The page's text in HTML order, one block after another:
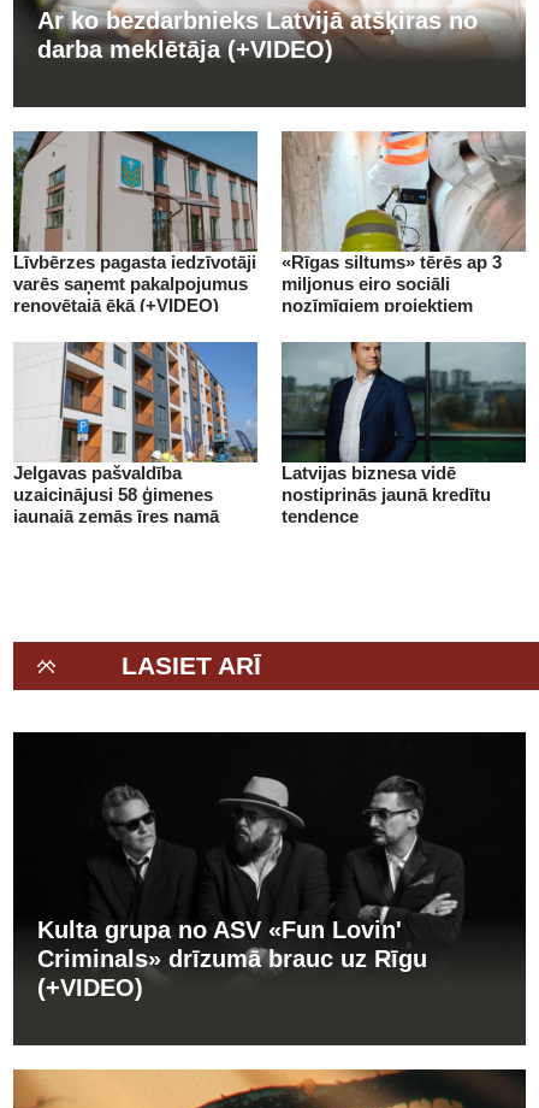
Ar ko bezdarbnieks Latvijā atšķiras no
darba meklētāja (+VIDEO)
Līvbērzes pagasta iedzīvotāji
varēs saņemt pakalpojumus
renovētajā ēkā (+VIDEO)
«Rīgas siltums» tērēs ap 3
miljonus eiro sociāli
nozīmīgiem projektiem
Jelgavas pašvaldība
uzaicinājusi 58 ģimenes
jaunajā zemās īres namā
Latvijas biznesa vidē
nostiprinās jaunā kredītu
tendence
LASIET ARĪ
Kulta grupa no ASV «Fun Lovin'
Criminals» drīzumā brauc uz Rīgu
(+VIDEO)